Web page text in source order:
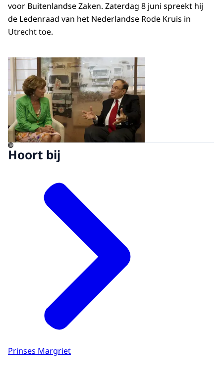
voor Buitenlandse Zaken. Zaterdag 8 juni spreekt hij
de Ledenraad van het Nederlandse Rode Kruis in
Utrecht toe.
Open de galerij in vergrote
©
Hoort bij
Prinses Margriet